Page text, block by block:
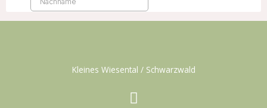
Kleines Wiesental / Schwarzwald